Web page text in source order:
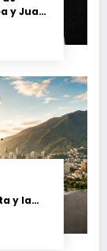
y Juan
y la